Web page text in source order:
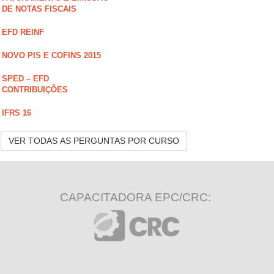
DE NOTAS FISCAIS
EFD REINF
NOVO PIS E COFINS 2015
SPED – EFD
CONTRIBUIÇÕES
IFRS 16
VER TODAS AS PERGUNTAS POR CURSO
CAPACITADORA EPC/CRC: